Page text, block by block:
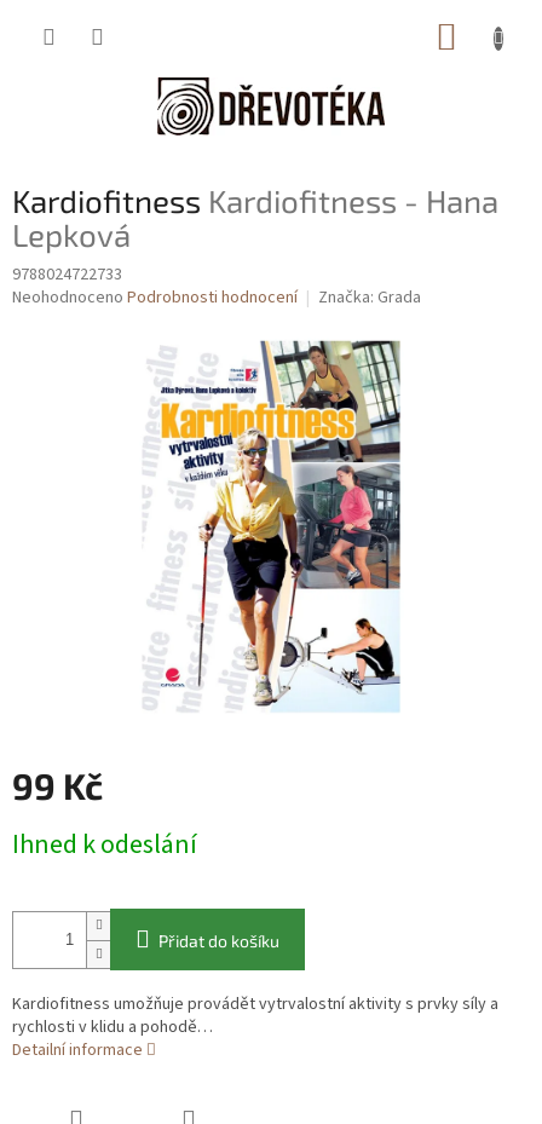
Kardiofitness Kardiofitness - Hana
Lepková
9788024722733
Průměrné
Neohodnoceno Podrobnosti hodnocení Značka: Grada
99 Kč
cena:
Ihned k odeslání
Přidat do košíku
Kardiofitness umožňuje provádět vytrvalostní aktivity s prvky síly a
rychlosti v klidu a pohodě…
Detailní informace